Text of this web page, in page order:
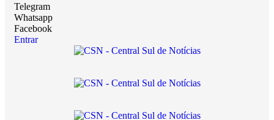
Telegram
Whatsapp
Facebook
Entrar